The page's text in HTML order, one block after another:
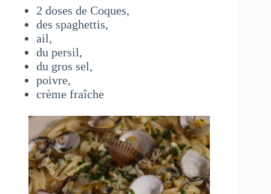
2 doses de Coques,
des spaghettis,
ail,
du persil,
du gros sel,
poivre,
crème fraîche